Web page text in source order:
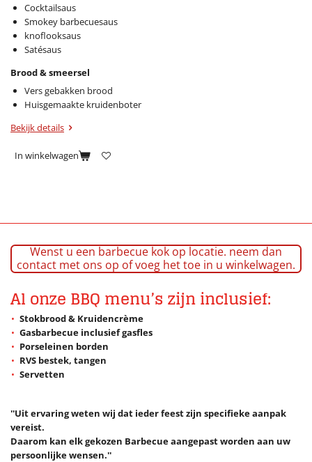
Cocktailsaus
Smokey barbecuesaus
knoflooksaus
Satésaus
Brood & smeersel
Vers gebakken brood
Huisgemaakte kruidenboter
Bekijk details
In winkelwagen
Wenst u een barbecue kok op locatie. neem dan
contact met ons op of voeg het toe in u winkelwagen.
Al onze BBQ menu’s zijn inclusief:
Stokbrood & Kruidencrème
Gasbarbecue inclusief gasfles
Porseleinen borden
RVS bestek, tangen
Servetten
''Uit ervaring weten wij dat ieder feest zijn specifieke aanpak
vereist.
Daarom kan elk gekozen Barbecue aangepast worden aan uw
persoonlijke wensen.''